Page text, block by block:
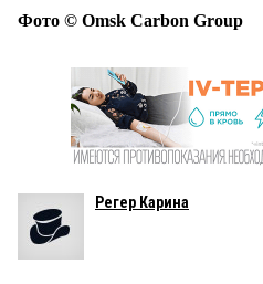
Фото © Omsk Carbon Group
Регер Карина